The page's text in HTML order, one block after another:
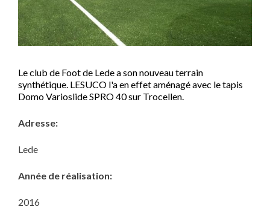
Le club de Foot de Lede a son nouveau terrain
synthétique. LESUCO l'a en effet aménagé avec le tapis
Domo Varioslide SPRO 40 sur Trocellen.
Adresse:
Lede
Année de réalisation:
2016